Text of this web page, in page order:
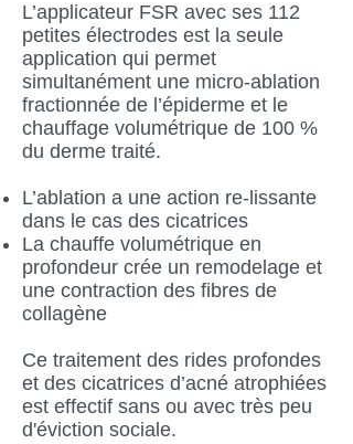
L’applicateur FSR avec ses 112
petites électrodes est la seule
application qui permet
simultanément une micro-ablation
fractionnée de l’épiderme et le
chauffage volumétrique de 100 %
du derme traité.
L’ablation a une action re-lissante
dans le cas des cicatrices
La chauffe volumétrique en
profondeur crée un remodelage et
une contraction des fibres de
collagène
Ce traitement des rides profondes
et des cicatrices d’acné atrophiées
est effectif sans ou avec très peu
d'éviction sociale.